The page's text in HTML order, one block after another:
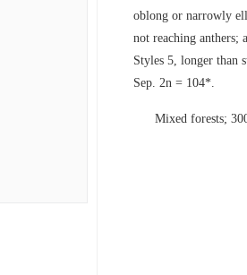
oblong or narrowly
not reaching anthers;
Styles 5, longer than
Sep. 2n = 104*.
Mixed forests;